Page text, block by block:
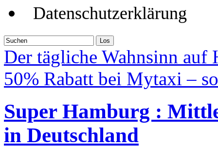
Datenschutzerklärung
Der tägliche Wahnsinn auf
50% Rabatt bei Mytaxi –
Super Hamburg :
in Deutschland